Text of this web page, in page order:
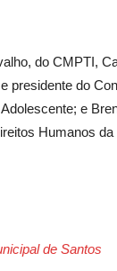
do CMPTI,
presidente do
e
Humanos
de Santos